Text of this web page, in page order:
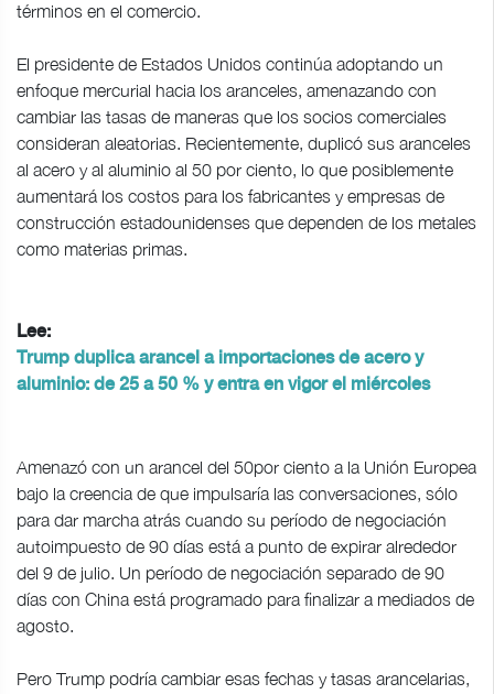
términos en el comercio.
El presidente de Estados Unidos continúa adoptando un
enfoque mercurial hacia los aranceles, amenazando con
cambiar las tasas de maneras que los socios comerciales
consideran aleatorias. Recientemente, duplicó sus aranceles
al acero y al aluminio al 50 por ciento, lo que posiblemente
aumentará los costos para los fabricantes y empresas de
construcción estadounidenses que dependen de los metales
como materias primas.
Lee:
Trump duplica arancel a importaciones de acero y
aluminio: de 25 a 50 % y entra en vigor el miércoles
Amenazó con un arancel del 50por ciento a la Unión Europea
bajo la creencia de que impulsaría las conversaciones, sólo
para dar marcha atrás cuando su período de negociación
autoimpuesto de 90 días está a punto de expirar alrededor
del 9 de julio. Un período de negociación separado de 90
días con China está programado para finalizar a mediados de
agosto.
Pero Trump podría cambiar esas fechas y tasas arancelarias,